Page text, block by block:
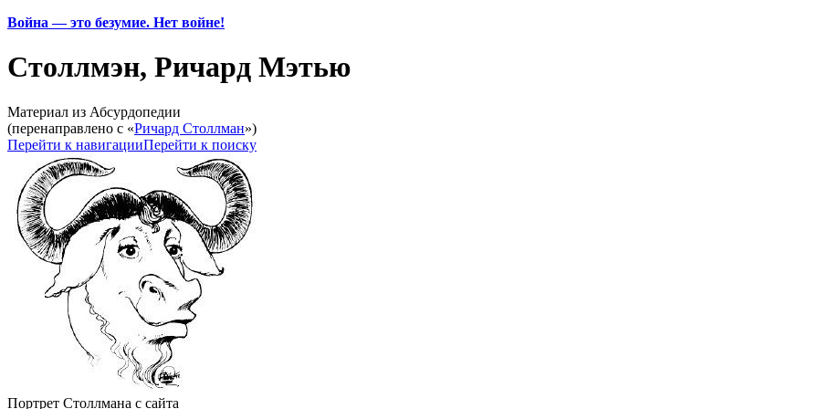
Война — это безумие. Нет войне!
Столлмэн, Ричард Мэтью
Материал из Абсурдопедии
(перенаправлено с «Ричард Столлман»)
Перейти к навигацииПерейти к поиску
Портрет Столлмана с сайта